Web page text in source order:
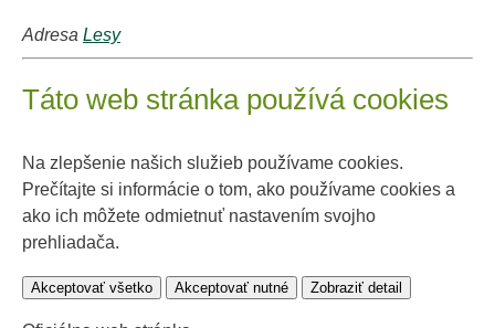
Adresa Lesy
Táto web stránka používá cookies
Na zlepšenie našich služieb používame cookies.
Prečítajte si informácie o tom, ako používame cookies a
ako ich môžete odmietnuť nastavením svojho
prehliadača.
Akceptovať všetko Akceptovať nutné Zobraziť detail